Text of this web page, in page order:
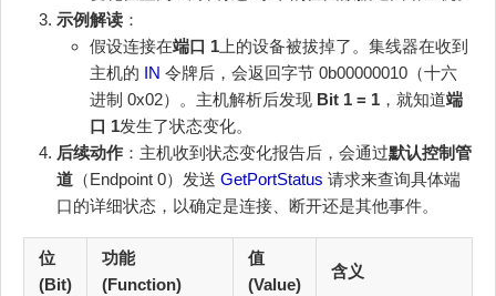
示例解读 ：
假设连接在端口 1上的设备被拔掉了。集线器在收到
主机的 IN 令牌后，会返回字节 0b00000010（十六
进制 0x02）。主机解析后发现 Bit 1 = 1 ，就知道端
口 1发生了状态变化。
后续动作 ：主机收到状态变化报告后，会通过默认控制管
道 （Endpoint 0）发送 GetPortStatus 请求来查询具体端
口的详细状态，以确定是连接、断开还是其他事件。
位
(Bit)
功能
(Function)
值
(Value)
含义